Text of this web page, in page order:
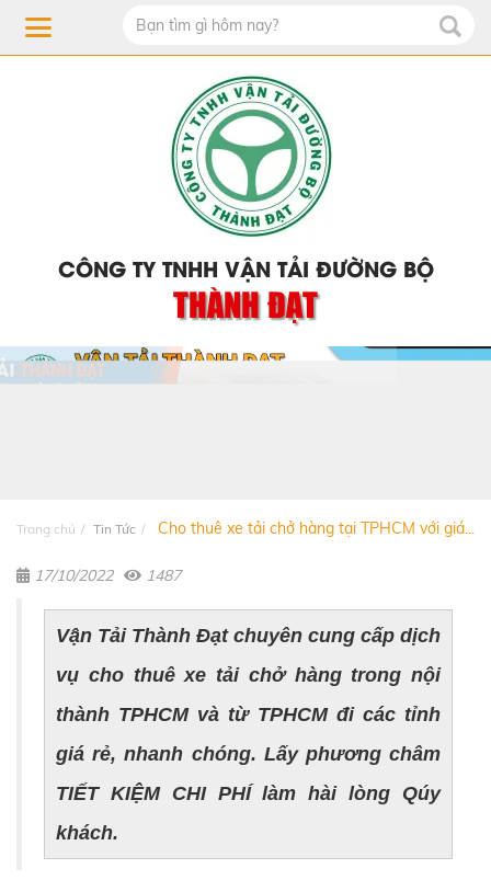
CÔNG TY TNHH VẬN TẢI ĐƯỜNG BỘ
THÀNH ĐẠT
Trang chủ Tin Tức Cho thuê xe tải chở hàng tại TPHCM với giá...
17/10/2022 1487
Vận Tải Thành Đạt chuyên cung cấp dịch
vụ cho thuê xe tải chở hàng trong nội
thành TPHCM và từ TPHCM đi các tỉnh
giá rẻ, nhanh chóng. Lấy phương châm
TIẾT KIỆM CHI PHÍ làm hài lòng Qúy
khách.